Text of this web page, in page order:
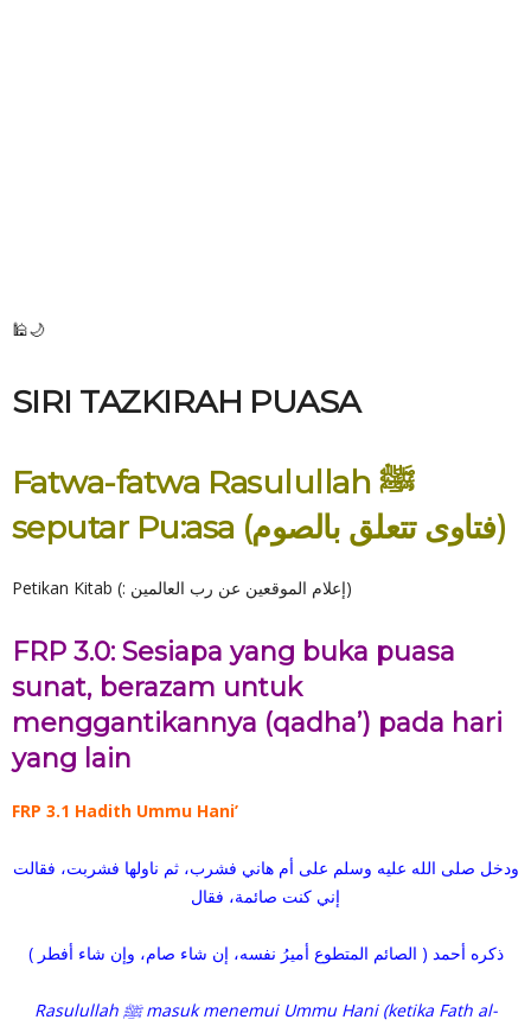
🕌🌙
SIRI TAZKIRAH PUASA
Fatwa-fatwa Rasulullah ﷺ
seputar Pu:asa (فتاوى تتعلق بالصوم)
Petikan Kitab (: إعلام الموقعين عن رب العالمين)
FRP 3.0: Sesiapa yang buka puasa
sunat, berazam untuk
menggantikannya (qadha’) pada hari
yang lain
FRP 3.1 Hadith Ummu Hani’
ودخل صلى الله عليه وسلم على أم هاني فشرب، ثم ناولها فشربت، فقالت
إني كنت صائمة، فقال
( الصائم المتطوع أميرُ نفسه، إن شاء صام، وإن شاء أفطر ) ذكره أحمد
Rasulullah ﷺ masuk menemui Ummu Hani (ketika Fath al-